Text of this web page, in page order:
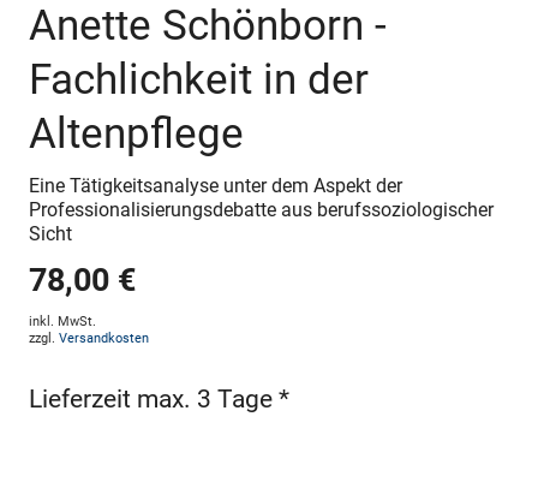
Anette Schönborn -
Fachlichkeit in der
Altenpflege
Eine Tätigkeitsanalyse unter dem Aspekt der
Professionalisierungsdebatte aus berufssoziologischer
Sicht
78,00 €
inkl. MwSt.
zzgl. Versandkosten
Lieferzeit max. 3 Tage *